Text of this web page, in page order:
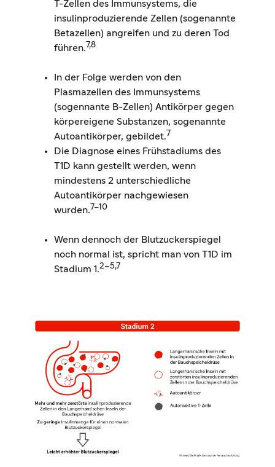
T-Zellen des Immunsystems, die
insulinproduzierende Zellen (sogenannte
Betazellen) angreifen und zu deren Tod
führen.7,8
In der Folge werden von den
Plasmazellen des Immunsystems
(sogennante B-Zellen) Antikörper gegen
körpereigene Substanzen, sogenannte
Autoantikörper, gebildet.7
Die Diagnose eines Frühstadiums des
T1D kann gestellt werden, wenn
mindestens 2 unterschiedliche
Autoantikörper nachgewiesen
wurden.7–10
Wenn dennoch der Blutzuckerspiegel
noch normal ist, spricht man von T1D im
Stadium 1.2–5,7